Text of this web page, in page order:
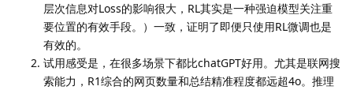
层次信息对Loss的影响很大，RL其实是一种强迫模型关注重
要位置的有效手段。）一致，证明了即便只使用RL微调也是
有效的。
试用感受是，在很多场景下都比chatGPT好用。尤其是联网搜
索能力，R1综合的网页数量和总结精准程度都远超4o。推理